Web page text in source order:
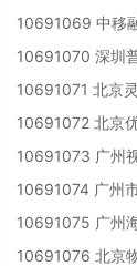
10691069 中移
10691070 深圳
10691071 北京
10691072 北京
10691073 广州
10691074 广州
10691075 广州
10691076 北京